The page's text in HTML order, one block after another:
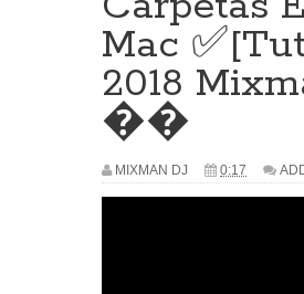
Mac
2018
��
MIXMAN DJ 0:17